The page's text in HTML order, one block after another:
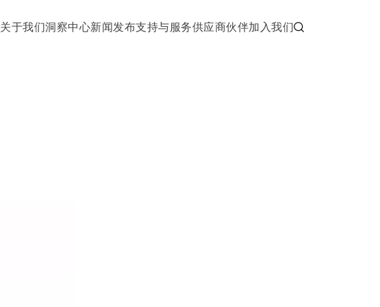
关于我们洞察中心新闻发布支持与服务供应商伙伴加入我们